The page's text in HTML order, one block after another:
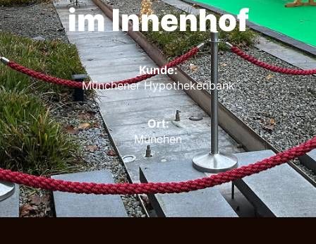
im Innenhof
Kunde:
Münchener Hypothekenbank
Ort:
München